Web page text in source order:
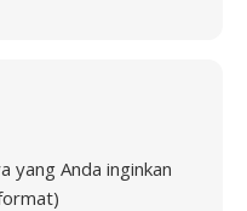
yang Anda inginkan